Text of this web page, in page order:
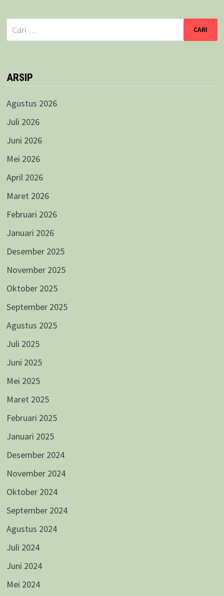
Cari
untuk:
ARSIP
Agustus 2026
Juli 2026
Juni 2026
Mei 2026
April 2026
Maret 2026
Februari 2026
Januari 2026
Desember 2025
November 2025
Oktober 2025
September 2025
Agustus 2025
Juli 2025
Juni 2025
Mei 2025
Maret 2025
Februari 2025
Januari 2025
Desember 2024
November 2024
Oktober 2024
September 2024
Agustus 2024
Juli 2024
Juni 2024
Mei 2024